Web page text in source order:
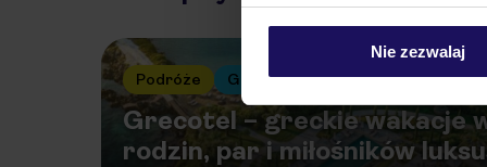
Nie zezwalaj
Podróże Grecja
Grecotel – greckie wakacje
rodzin, par i miłośników